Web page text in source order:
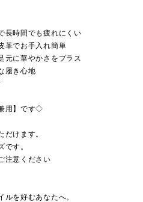
長時間でも疲れにくい
革でお手入れ簡単
元に華やかさをプラス
履き心地
用】です◇
けます。
す。
注意ください
を好むあなたへ。